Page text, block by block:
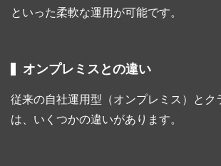
といった柔軟な運用が可能です。
オンプレミスとの違い
従来の自社運用型（オンプレミス）とク
は、いくつかの違いがあります。